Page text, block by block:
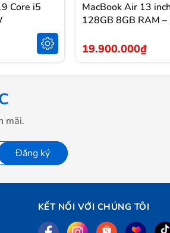
Core i5
MacBook Air 13
128GB 8GB RAM –
19.900.000₫
mãi.
Đăng ký
KẾT NỐI VỚI CHÚNG TÔI